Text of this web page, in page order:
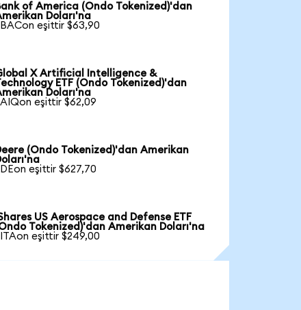
of America (Ondo Tokenized)'dan
Doları'na
BACon eşittir $63,90
X Artificial Intelligence &
ETF (Ondo Tokenized)'dan
Doları'na
AIQon eşittir $62,09
(Ondo Tokenized)'dan Amerikan
DEon eşittir $627,70
US Aerospace and Defense ETF
Tokenized)'dan Amerikan Doları'na
ITAon eşittir $249,00